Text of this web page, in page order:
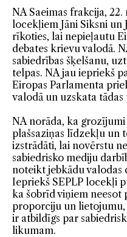
NA Saeimas frakcija,
locekļiem Jāni Siksni un
rīkoties, lai nepieļautu
debates krievu valodā.
sabiedrības šķelšanu,
telpas. NA jau iepriekš
Eiropas Parlamenta
valodā un uzskata
NA norāda, ka
plašsaziņas līdzekļu un
izstrādāti, lai novērstu
sabiedrisko mediju
noteikt jebkādu valodas
Iepriekš SEPLP locekļi
ka šobrīd viņiem
proporciju un lietojumu,
ir atbildīgs par
likumam.